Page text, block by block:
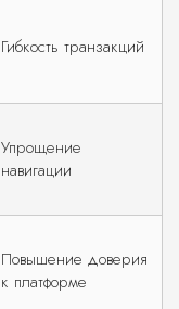
Гибкость транзакций
Упрощение
навигации
Повышение доверия
к платформе